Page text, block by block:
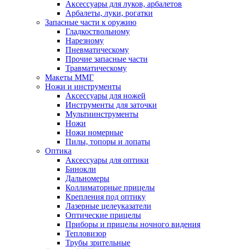
Аксессуары для луков, арбалетов
Арбалеты, луки, рогатки
Запасные части к оружию
Гладкоствольному
Нарезному
Пневматическому
Прочие запасные части
Травматическому
Макеты ММГ
Ножи и инструменты
Аксессуары для ножей
Инструменты для заточки
Мультиинструменты
Ножи
Ножи номерные
Пилы, топоры и лопаты
Оптика
Аксессуары для оптики
Бинокли
Дальномеры
Коллиматорные прицелы
Крепления под оптику
Лазерные целеуказатели
Оптические прицелы
Приборы и прицелы ночного видения
Тепловизор
Трубы зрительные